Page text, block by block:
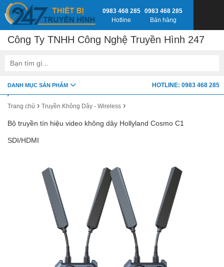
google-site-verification=fSxkTzlyAV278H0_7LAVZEjJh2zdXsbKQ-
Trang chủ › Truyền Không Dây - Wireless ›
Bộ truyền tín hiệu video không dây Hollyland Cosmo C1
SDI/HDMI
0983 468 285
Hotline
0983 468 285
Bán hàng
Công Ty TNHH Công Nghệ Truyền Hình 247
DANH MỤC SẢN PHẨM HOTLINE: 0983 468 285